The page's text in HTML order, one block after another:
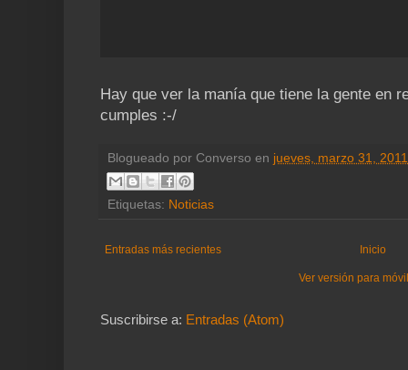
Hay que ver la manía que tiene la gente en
cumples :-/
Blogueado por Converso en jueves, marzo 31, 2011
Etiquetas: Noticias
Entradas más recientes Inicio
Ver versión para
Suscribirse a: Entradas (Atom)